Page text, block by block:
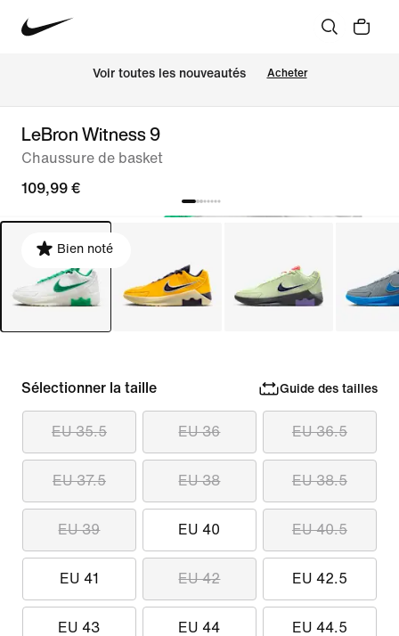
Voir toutes les nouveautés Acheter
LeBron Witness 9
Chaussure de basket
109,99 €
Bien noté
Sélectionner la taille Guide des tailles
EU 35.5 EU 36 EU 36.5
EU 37.5 EU 38 EU 38.5
EU 39 EU 40 EU 40.5
EU 41 EU 42 EU 42.5
EU 43 EU 44 EU 44.5